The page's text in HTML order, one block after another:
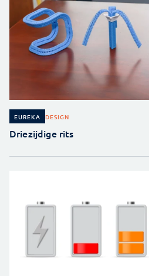
EUREKA DESIGN
Driezijdige rits